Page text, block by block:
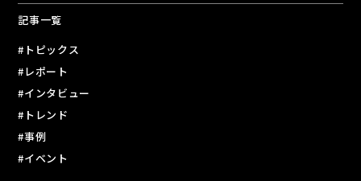
記事一覧
#トピックス
#レポート
#インタビュー
#トレンド
#事例
#イベント